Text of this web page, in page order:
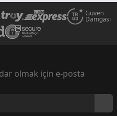
Güven
Damgası
olmak için e-posta